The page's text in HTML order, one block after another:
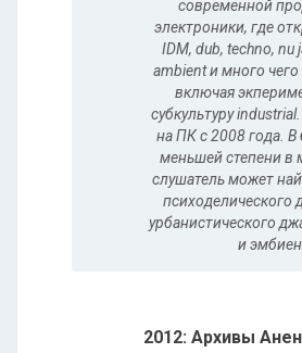
современной
электроники, где
IDM, dub, techno, nu
ambient и много чего
включая
субкультуру
на ПК с 2008 года.
меньшей степени в
слушатель может
психоделического
урбанистического
и
2012: Архивы